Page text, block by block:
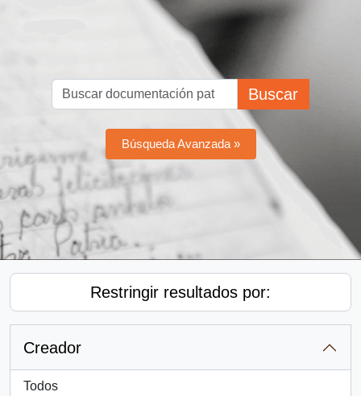
Buscar
Búsqueda Avanzada »
Restringir resultados por:
Creador
Todos